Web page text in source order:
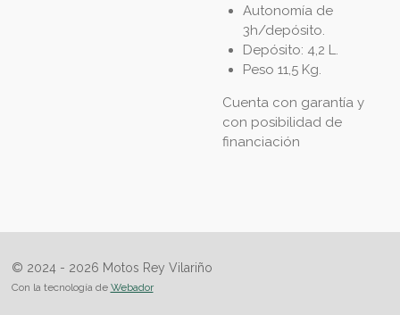
Autonomía de
3h/depósito.
Depósito: 4,2 L.
Peso 11,5 Kg.
Cuenta con garantía y
con posibilidad de
financiación
© 2024 - 2026 Motos Rey Vilariño
Con la tecnología de Webador